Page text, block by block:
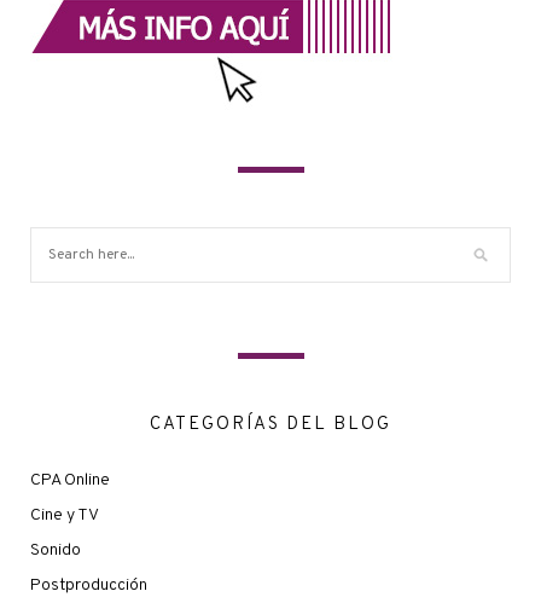
CATEGORÍAS DEL BLOG
CPA Online
Cine y TV
Sonido
Postproducción